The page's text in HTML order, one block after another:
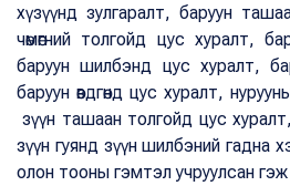
хүзүүнд зулгаралт, баруун
чөмөгний толгойд цус хуралт,
баруун шилбэнд цус хуралт,
баруун өвдгөнд цус хуралт,
зүүн ташаан толгойд цус хуралт,
зүүн гуянд зүүн шилбэний гадна
олон тооны гэмтэл учруулсан гэж